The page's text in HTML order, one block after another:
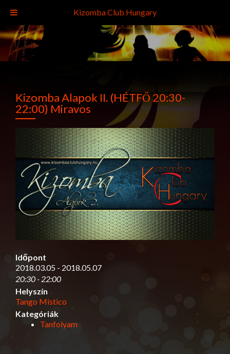
Kizomba Alapok II. (HÉTFŐ 20:30-
22:00) Miravos
Időpont
2018.03.05 - 2018.05.07
20:30 - 22:00
Helyszín
Tango Mistico
Kategóriák
Tanfolyam
Kizomba Club Hungary